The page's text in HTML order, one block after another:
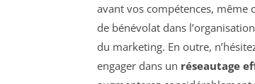
avant vos compétences, même
de bénévolat dans
du marketing. En outre,
engager dans un réseautage